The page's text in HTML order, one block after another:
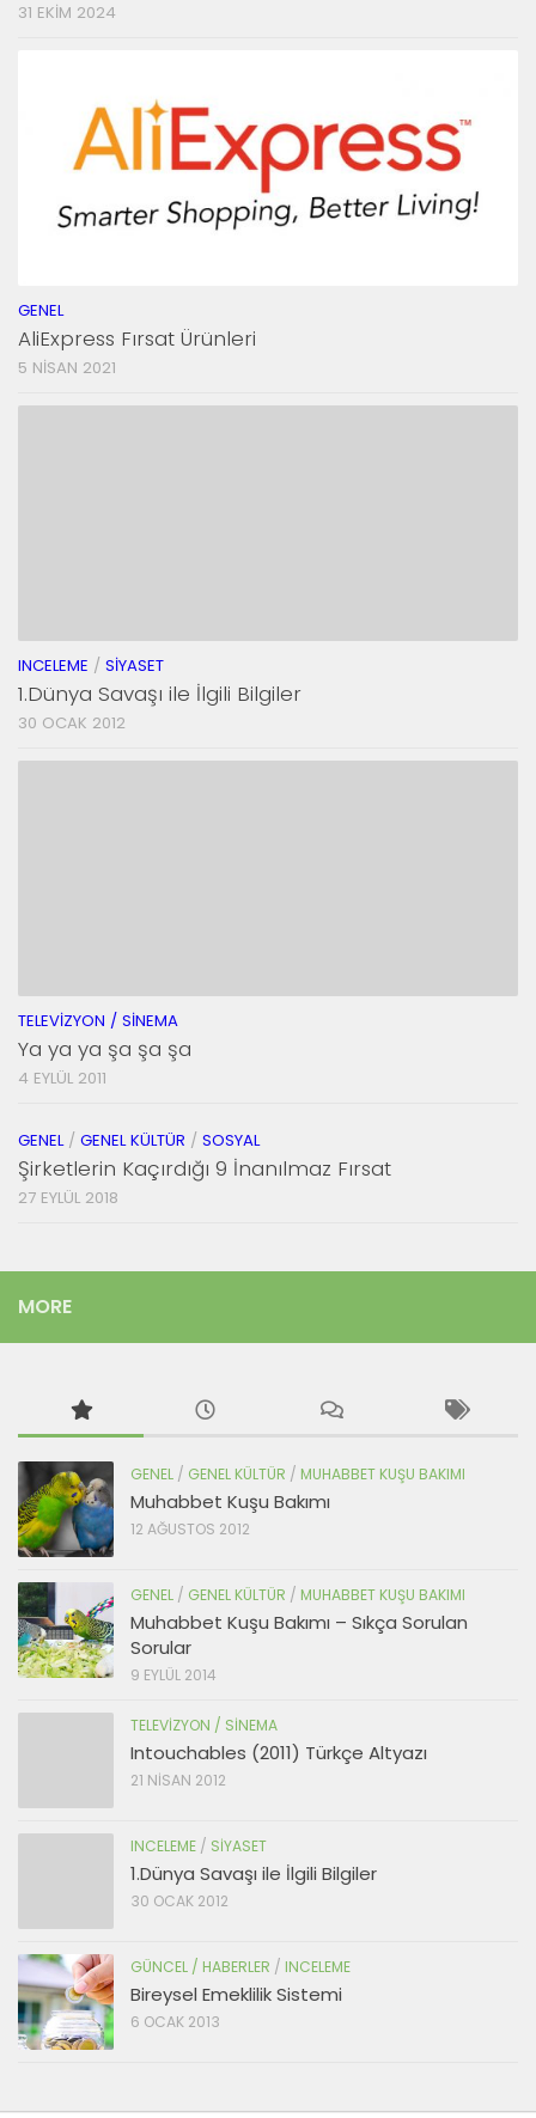
31 EKIM 2024
GENEL
AliExpress Fırsat Ürünleri
5 NISAN 2021
INCELEME / SIYASET
1.Dünya Savaşı ile İlgili Bilgiler
30 OCAK 2012
TELEVIZYON / SINEMA
Ya ya ya şa şa şa
4 EYLÜL 2011
GENEL/ GENEL KÜLTÜR / SOSYAL
Şirketlerin Kaçırdığı 9 İnanılmaz Fırsat
27 EYLÜL 2018
MORE
GENEL / GENEL KÜLTÜR / MUHABBET KUŞU BAKIMI
Muhabbet Kuşu Bakımı
12 AĞUSTOS 2012
GENEL / GENEL KÜLTÜR / MUHABBET KUŞU BAKIMI
Muhabbet Kuşu Bakımı – Sıkça Sorulan
Sorular
9 EYLÜL 2014
TELEVIZYON / SINEMA
Intouchables (2011) Türkçe Altyazı
21 NISAN 2012
INCELEME / SIYASET
1.Dünya Savaşı ile İlgili Bilgiler
30 OCAK 2012
GÜNCEL / HABERLER / INCELEME
Bireysel Emeklilik Sistemi
6 OCAK 2013